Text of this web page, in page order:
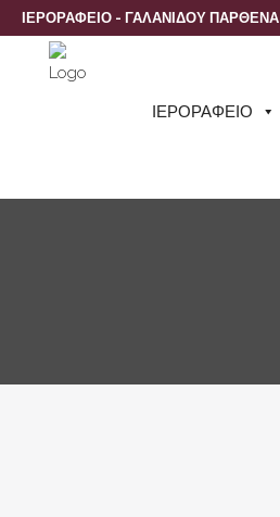
ΙΕΡΟΡΑΦΕΙΟ - ΓΑΛΑΝΙΔΟΥ ΠΑΡΘΕΝΑ
ΙΕΡΟΡΑΦΕΙΟ